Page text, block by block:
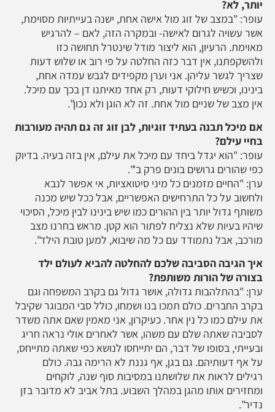
יותר, לא?
עופר: "במצב של זוג מול אישה אחת, ישנה בעייתיות מסוימת,
אשר עשויה לגרום לאישה- ובמקרה הזה, לאם – להרגיש
מאוימת. הרעיון, הוא ליצור מודל שינטרל תחושה כזו
ולהשקפתנו, אין דבר כזה החלטה על פי רוב או שלוש דעות
שצריך לגשר עליהן. אני וערן מקפידים לגבש עמדה אחת,
בינינו, וכשיש חילוקי דעות, רק אחד מאיתנו דן בכך עם מיכל.
אין מצב של שניים מול אחת. זה לא הוגן ולא נכון".
אם מיכל תבנה בעתיד זוגיות, לבן זוג זה גם תהיה מעורבות
בחיי עילם?
עופר: "הוא יגדל ביחד עם מיכל את עילם, אין בזה בעיה. בדיוק
כפי שהורים גרושים בונים פרק ב'".
ערן: "החיים מזמנים כל מיני סיטואציות, אי אפשר לנבא
ולחשוב על כל התרחישים האפשריים, אבל ככל שיש מכנה
משותף גדול יותר בין ההורים כמו שיש בינינו לבין מיכל, הסיכוי
שיהיו בעיות שלא נצליח לפתור הוא קטן. מראש בחרנו מצב
מורכב, אבל נתמודד עם כל מה שיבוא, למען טובת הילד".
איך הגיבה הסביבה שלכם להחלטה להביא לעולם ילד
בצורה של הורות משותפת?
ערן: "בהתלהבות גדולה, אושר גדול גם בקרב המשפחה וגם
בקרב החברים. כולם תמכו בנו ושמחו, כולל סבי המבוגר שקיבל
את עילם כמו כל נין אחר. כעיקרון, אני מאמין שאם אתה משדר
לסביבה שאתה שלם עם משהו, אשר לאחרים אולי נראה חריג
ובעייתי, בסופו של דבר, הם יתייחסו לנושא כפי שאתה מתייחס,
על אף דעותיהם. גם בגן, אף גננת לא הרימה גבה. כולם
רגילים לראות את שלושתנו במסיבות סוף שנה, לוקחים
ומחזירים אותו מהגן במהלך השבוע. בתל אביב לא מדובר בזן
נדיר".